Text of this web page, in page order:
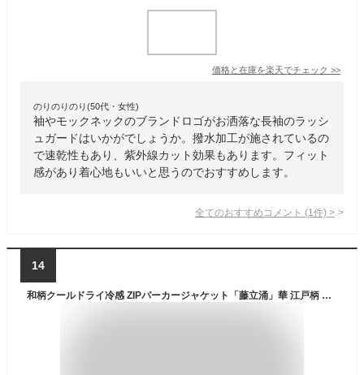
価格と在庫を楽天でチェック >>
のりのりのり(50代・女性)
袖やモックネックのブランドロゴがお洒落な長袖のラッシ
ュガードはいかがでしょうか。撥水加工が施されているの
で速乾性もあり、紫外線カット効果もあります。フィット
感があり着心地もいいと思うのでおすすめします。
全てのおすすめコメント (1 件) >
14
和柄クールドライ冷感 ZIPパーカージャケット「藤立涌」華 江戸柄 長袖 ラッシュガード 送料無料 メンズ レディース 大きいサイズ 手染 京都 最大5L